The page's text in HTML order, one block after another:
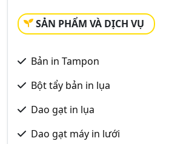
SẢN PHẨM VÀ DỊCH VỤ
Bản in Tampon
Bột tẩy bản in lụa
Dao gạt in lụa
Dao gạt máy in lưới